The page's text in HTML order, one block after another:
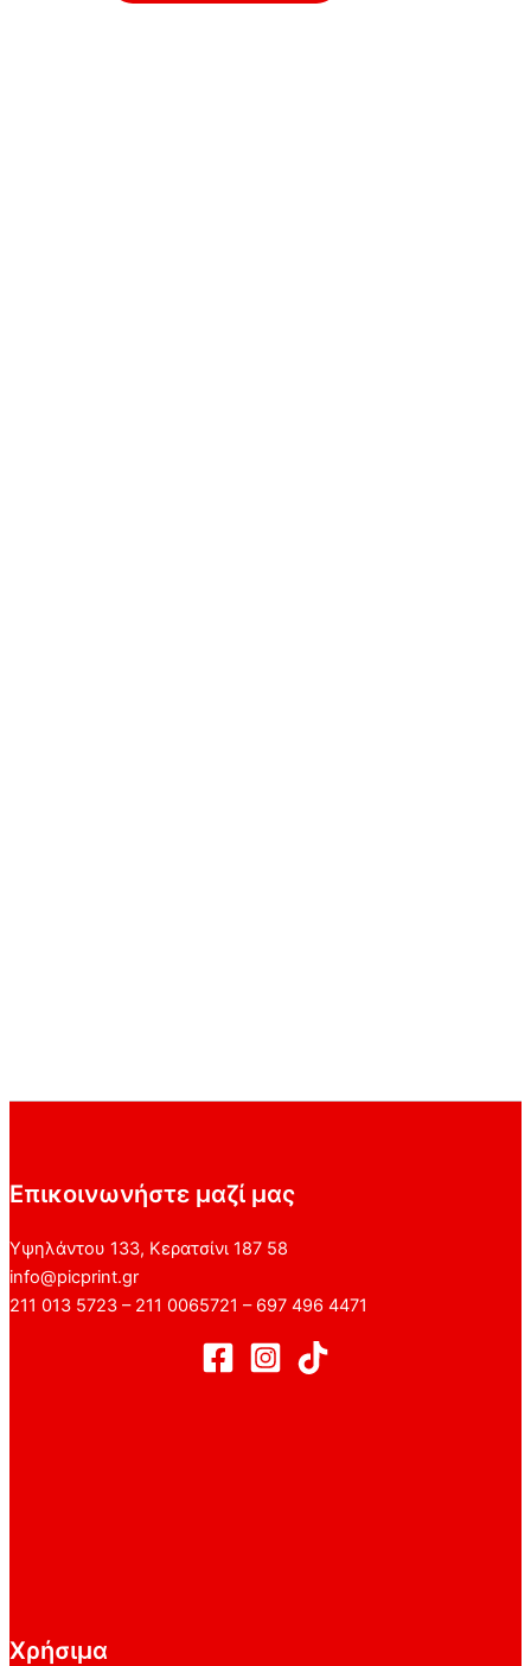
Επικοινωνήστε μαζί μας
Υψηλάντου 133, Κερατσίνι 187 58
info@picprint.gr
211 013 5723 – 211 0065721 – 697 496 4471
Χρήσιμα